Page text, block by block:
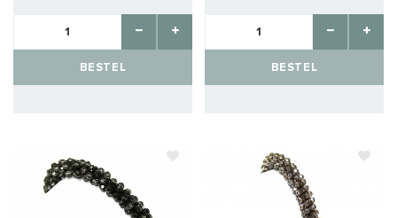
BESTEL BESTEL